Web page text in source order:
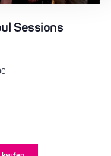
Sessions